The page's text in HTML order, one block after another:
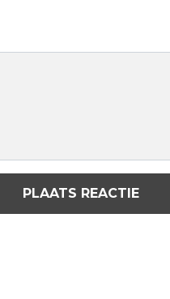
PLAATS REACTIE